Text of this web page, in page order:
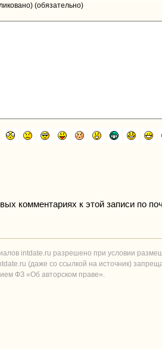
(обязательно)
комментариях к этой записи по
intdate.ru разрешено при условии
(даже со ссылкой на источник)
ФЗ «Об авторском праве».